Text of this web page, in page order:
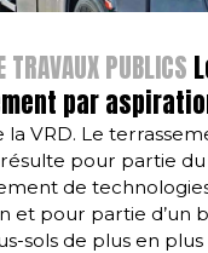
TRAVAUX PUBLICS
par
la VRD. Le
pour partie du
de
et pour partie d’un
sols de plus en plus